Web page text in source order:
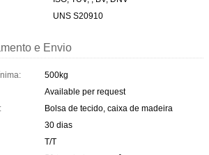
UNS S20910
e Envio
500kg
Available per request
Bolsa de tecido, caixa de madeira
30 dias
T/T